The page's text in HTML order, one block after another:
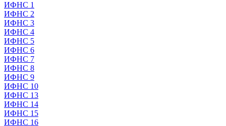
ИФНС 1
ИФНС 2
ИФНС 3
ИФНС 4
ИФНС 5
ИФНС 6
ИФНС 7
ИФНС 8
ИФНС 9
ИФНС 10
ИФНС 13
ИФНС 14
ИФНС 15
ИФНС 16